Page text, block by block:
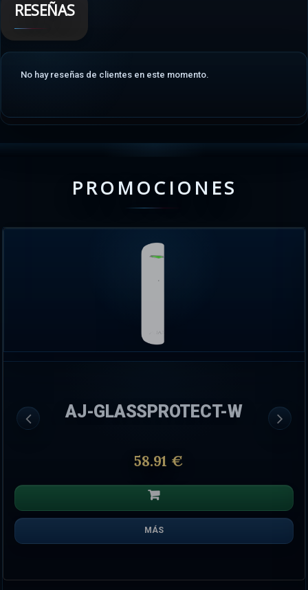
RESEÑAS
No hay reseñas de clientes en este momento.
PROMOCIONES
AJ-GLASSPROTECT-W
58.91 €
MÁS